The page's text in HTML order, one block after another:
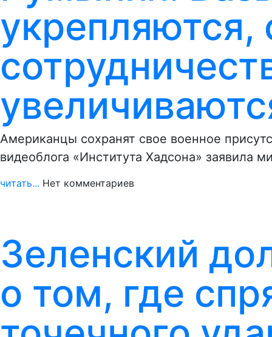
укрепляются,
Американцы сохранят свое военное
видеоблога «Института Хадсона» заявила
читать... Нет комментариев
Зеленский
о том, где